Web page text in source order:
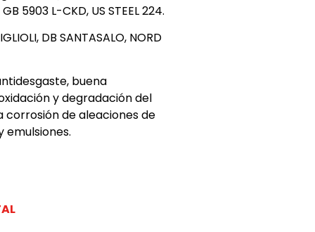
5903 L-CKD, US STEEL 224.
DB SANTASALO, NORD
buena
y degradación del
de aleaciones de
emulsiones.